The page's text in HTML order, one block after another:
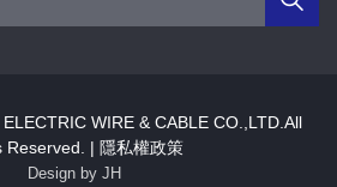
WIRE & CABLE CO.,LTD.All
Reserved. | 隱私權政策
Design by JH